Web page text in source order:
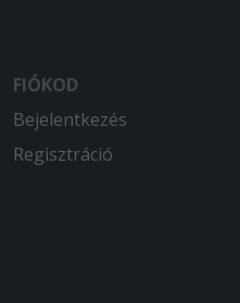
FIÓKOD
Bejelentkezés
Regisztráció